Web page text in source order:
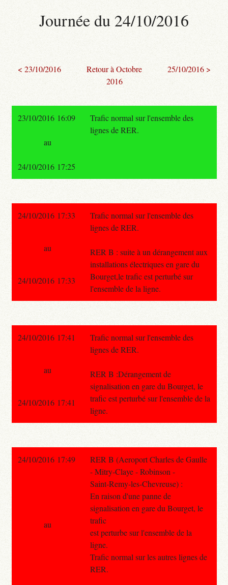
Journée du 24/10/2016
< 23/10/2016
Retour à Octobre
2016
25/10/2016 >
23/10/2016 16:09
Trafic normal sur l'ensemble des
lignes de RER.
au
24/10/2016 17:25
24/10/2016 17:33
Trafic normal sur l'ensemble des
lignes de RER.
RER B : suite à un dérangement aux
installations électriques en gare du
Bourget,le trafic est perturbé sur
l'ensemble de la ligne.
au
24/10/2016 17:33
24/10/2016 17:41
Trafic normal sur l'ensemble des
lignes de RER.
RER B :Dérangement de
signalisation en gare du Bourget, le
trafic est perturbé sur l'ensemble de la
ligne.
au
24/10/2016 17:41
24/10/2016 17:49
RER B (Aeroport Charles de Gaulle
- Mitry-Claye - Robinson -
Saint-Remy-les-Chevreuse) :
En raison d'une panne de
signalisation en gare du Bourget, le
trafic
est perturbe sur l'ensemble de la
ligne.
Trafic normal sur les autres lignes de
RER.
au